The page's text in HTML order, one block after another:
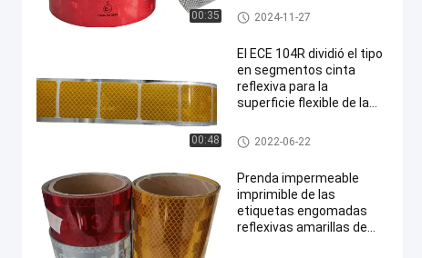
00:35
Cinta reflexiva de la marca del
vehículo
2024-11-27
00:48
El ECE 104R dividió el tipo
en segmentos cinta
reflexiva para la
superficie flexible de la
Cinta reflexiva del Ece 104
2022-06-22
Prenda impermeable
imprimible de las
etiquetas engomadas
reflexivas amarillas de